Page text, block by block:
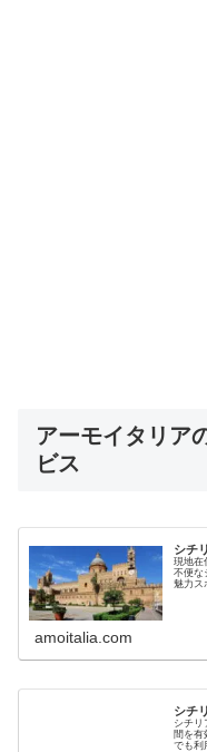
アーモイタリア
ビス
シチ
現地在
不便な
魅力ス
amoitalia.com
シチ
シチリ
間を有
でも利